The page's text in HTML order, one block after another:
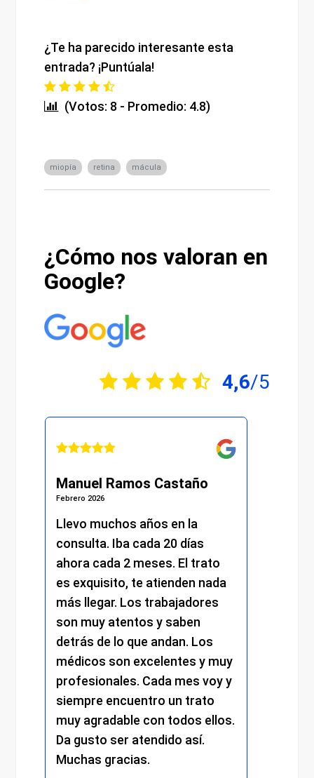
¿Te ha parecido interesante esta
entrada? ¡Puntúala!
(Votos: 8 - Promedio: 4.8)
miopía retina mácula
¿Cómo nos valoran en
Google?
4,6/5
Manuel Ramos Castaño
Febrero 2026
Llevo muchos años en la
consulta. Iba cada 20 días
ahora cada 2 meses. El trato
es exquisito, te atienden nada
más llegar. Los trabajadores
son muy atentos y saben
detrás de lo que andan. Los
médicos son excelentes y muy
profesionales. Cada mes voy y
siempre encuentro un trato
muy agradable con todos ellos.
Da gusto ser atendido así.
Muchas gracias.